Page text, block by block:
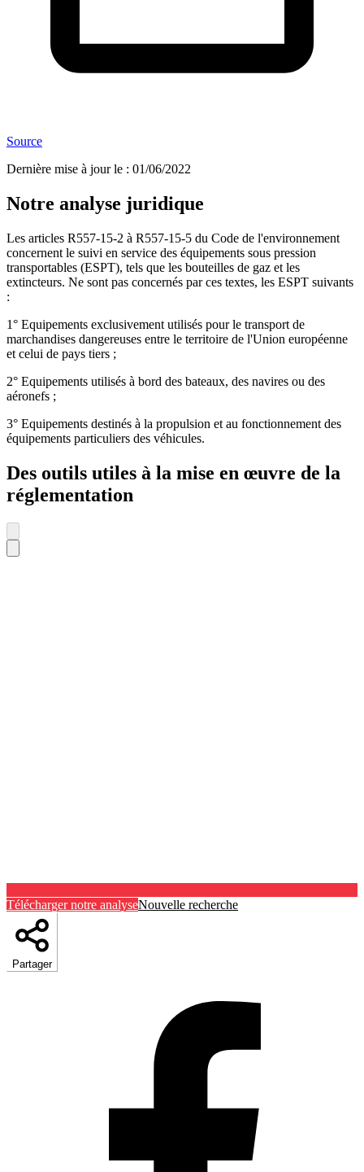
Source
Dernière mise à jour le : 01/06/2022
Notre analyse juridique
Les articles R557-15-2 à R557-15-5 du Code de l'environnement
concernent le suivi en service des équipements sous pression
transportables (ESPT), tels que les bouteilles de gaz et les
extincteurs. Ne sont pas concernés par ces textes, les ESPT suivants
:
1° Equipements exclusivement utilisés pour le transport de
marchandises dangereuses entre le territoire de l'Union européenne
et celui de pays tiers ;
2° Equipements utilisés à bord des bateaux, des navires ou des
aéronefs ;
3° Equipements destinés à la propulsion et au fonctionnement des
équipements particuliers des véhicules.
Des outils utiles à la mise en œuvre de la
réglementation
Télécharger notre analyseNouvelle recherche
Partager